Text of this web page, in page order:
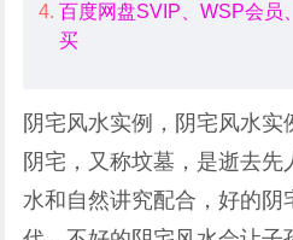
百度网盘SVIP、WSP会员
买
阴宅风水实例，阴宅风水实
阴宅，又称坟墓，是逝去
水和自然讲究配合，好的阴